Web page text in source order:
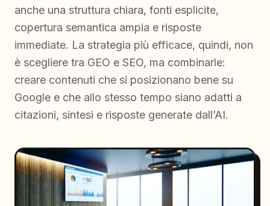
anche una struttura chiara, fonti esplicite,
copertura semantica ampia e risposte
immediate. La strategia più efficace, quindi, non
è scegliere tra GEO e SEO, ma combinarle:
creare contenuti che si posizionano bene su
Google e che allo stesso tempo siano adatti a
citazioni, sintesi e risposte generate dall’AI.